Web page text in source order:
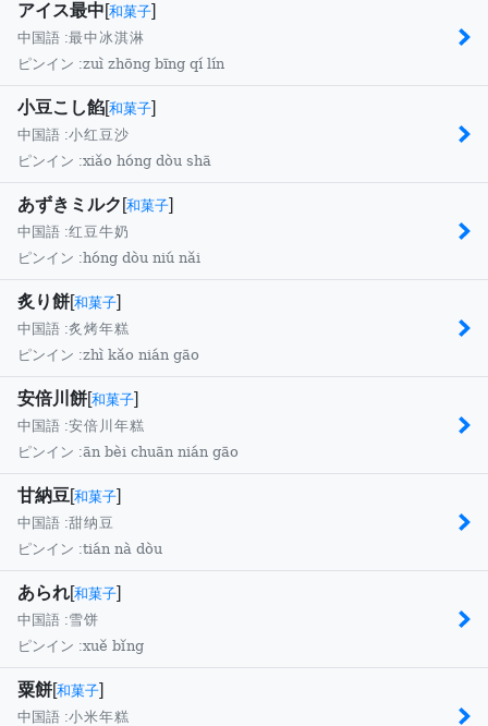
アイス最中[和菓子]
中国語 :最中冰淇淋
ピンイン :zuì zhōng bīng qí lín
小豆こし餡[和菓子]
中国語 :小红豆沙
ピンイン :xiǎo hóng dòu shā
あずきミルク [和菓子]
中国語 :红豆牛奶
ピンイン :hóng dòu niú nǎi
炙り餅[和菓子]
中国語 :炙烤年糕
ピンイン :zhì kǎo nián gāo
安倍川餅[和菓子]
中国語 :安倍川年糕
ピンイン :ān bèi chuān nián gāo
甘納豆[和菓子]
中国語 :甜纳豆
ピンイン :tián nà dòu
あられ[和菓子]
中国語 :雪饼
ピンイン :xuě bǐng
粟餅[和菓子]
中国語 :小米年糕